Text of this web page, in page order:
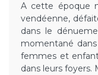
A cette époque
vendéenne,
dans le
momentané
femmes et
dans leurs foyers.